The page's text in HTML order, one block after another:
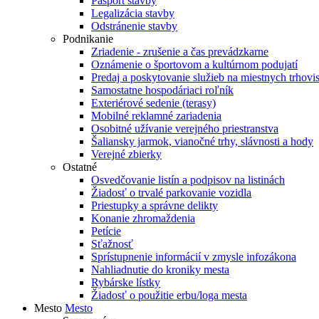
Legalizácia stavby
Odstránenie stavby
Podnikanie
Zriadenie - zrušenie a čas prevádzkarne
Oznámenie o športovom a kultúrnom podujatí
Predaj a poskytovanie služieb na miestnych
Samostatne hospodáriaci roľník
Exteriérové sedenie (terasy)
Mobilné reklamné zariadenia
Osobitné užívanie verejného priestranstva
Šaliansky jarmok, vianočné trhy, slávnosti a hody
Verejné zbierky
Ostatné
Osvedčovanie listín a podpisov na listinách
Žiadosť o trvalé parkovanie vozidla
Priestupky a správne delikty
Konanie zhromaždenia
Petície
Sťažnosť
Sprístupnenie informácií v zmysle infozákona
Nahliadnutie do kroniky mesta
Rybárske lístky
Žiadosť o použitie erbu/loga mesta
Mesto Mesto